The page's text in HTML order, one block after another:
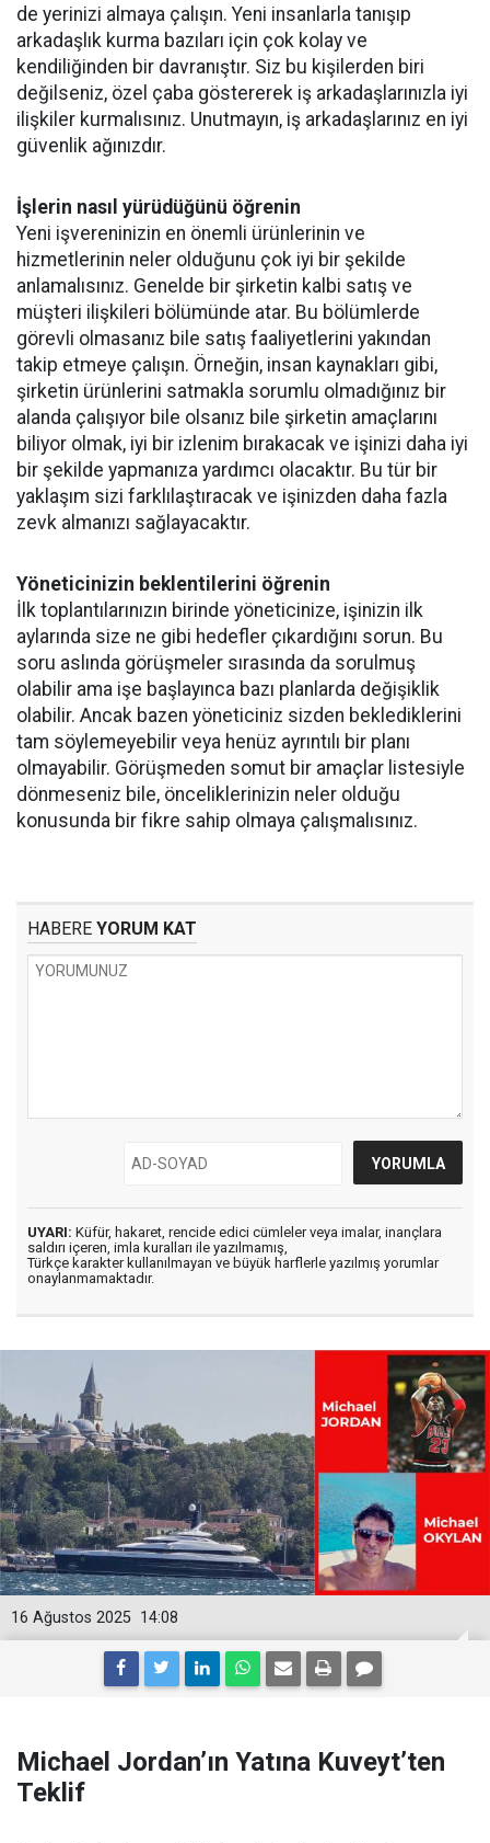
de yerinizi almaya çalışın. Yeni insanlarla tanışıp
arkadaşlık kurma bazıları için çok kolay ve
kendiliğinden bir davranıştır. Siz bu kişilerden biri
değilseniz, özel çaba göstererek iş arkadaşlarınızla iyi
ilişkiler kurmalısınız. Unutmayın, iş arkadaşlarınız en iyi
güvenlik ağınızdır.
İşlerin nasıl yürüdüğünü öğrenin
Yeni işvereninizin en önemli ürünlerinin ve
hizmetlerinin neler olduğunu çok iyi bir şekilde
anlamalısınız. Genelde bir şirketin kalbi satış ve
müşteri ilişkileri bölümünde atar. Bu bölümlerde
görevli olmasanız bile satış faaliyetlerini yakından
takip etmeye çalışın. Örneğin, insan kaynakları gibi,
şirketin ürünlerini satmakla sorumlu olmadığınız bir
alanda çalışıyor bile olsanız bile şirketin amaçlarını
biliyor olmak, iyi bir izlenim bırakacak ve işinizi daha iyi
bir şekilde yapmanıza yardımcı olacaktır. Bu tür bir
yaklaşım sizi farklılaştıracak ve işinizden daha fazla
zevk almanızı sağlayacaktır.
Yöneticinizin beklentilerini öğrenin
İlk toplantılarınızın birinde yöneticinize, işinizin ilk
aylarında size ne gibi hedefler çıkardığını sorun. Bu
soru aslında görüşmeler sırasında da sorulmuş
olabilir ama işe başlayınca bazı planlarda değişiklik
olabilir. Ancak bazen yöneticiniz sizden beklediklerini
tam söylemeyebilir veya henüz ayrıntılı bir planı
olmayabilir. Görüşmeden somut bir amaçlar listesiyle
dönmeseniz bile, önceliklerinizin neler olduğu
konusunda bir fikre sahip olmaya çalışmalısınız.
HABERE YORUM KAT
UYARI: Küfür, hakaret, rencide edici cümleler veya imalar, inançlara
saldırı içeren, imla kuralları ile yazılmamış,
Türkçe karakter kullanılmayan ve büyük harflerle yazılmış yorumlar
onaylanmamaktadır.
14:08
16 Ağustos 2025
Michael Jordan’ın Yatına Kuveyt’ten
Teklif